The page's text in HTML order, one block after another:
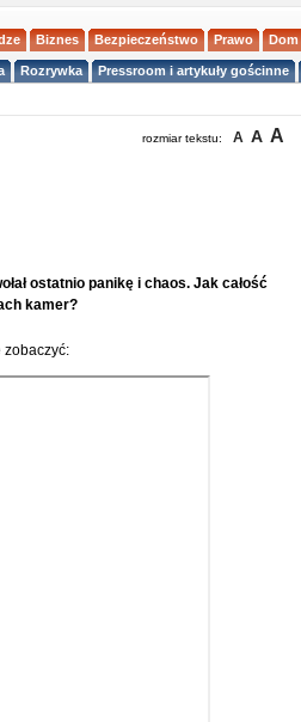
Biznes Bezpieczeństwo Prawo Dom
Rozrywka Pressroom i artykuły gościnne
rozmiar tekstu: A A A
ostatnio panikę i chaos. Jak całość
kamer?
zobaczyć: